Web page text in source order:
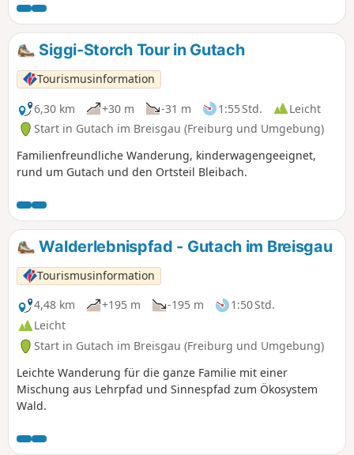
um ein tausend Hektar großes Naturschutzgebiet der
französischen Gemeinde Rhinau auf deutschem Boden (650
ha Wald und 350 ha Wiesen oder Felder). Ich hatte das
Glück, Rehe, Schwäne und Reiher zu sehen.
Siggi-Storch Tour in Gutach
Tourismusinformation
6,30 km
+30 m -31 m 1:55 Std.
Leicht
Start in Gutach im Breisgau (Freiburg und Umgebung)
Familienfreundliche Wanderung, kinderwagengeeignet,
rund um Gutach und den Ortsteil Bleibach.
Walderlebnispfad - Gutach im Breisgau
Tourismusinformation
4,48 km
+195 m -195 m
1:50 Std.
Leicht
Start in Gutach im Breisgau (Freiburg und Umgebung)
Leichte Wanderung für die ganze Familie mit einer
Mischung aus Lehrpfad und Sinnespfad zum Ökosystem
Wald.